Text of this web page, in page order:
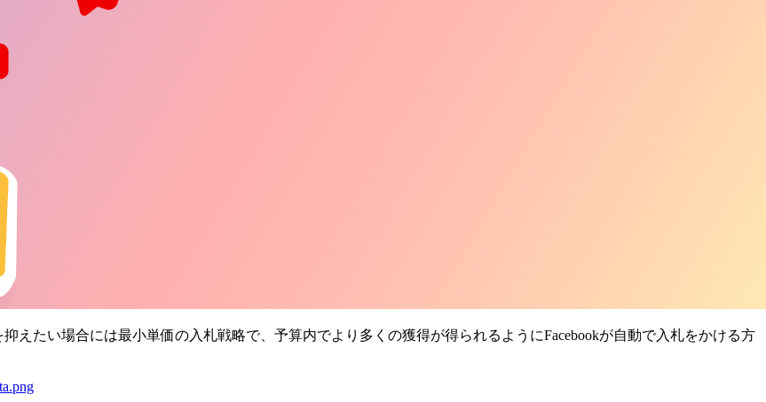
えたい場合には最小単価の入札戦略で、予算内でより多くの獲得が得られるようにFacebookが自動で入札をかける方